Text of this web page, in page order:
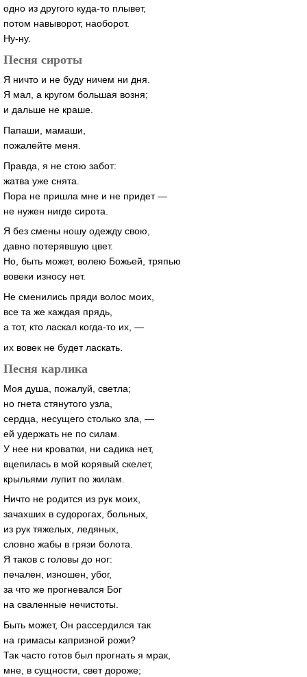
одно из другого куда-то плывет,
потом навыворот, наоборот.
Ну-ну.
Песня сироты
Я ничто и не буду ничем ни дня.
Я мал, а кругом большая возня;
и дальше не краше.
Папаши, мамаши,
пожалейте меня.
Правда, я не стою забот:
жатва уже снята.
Пора не пришла мне и не придет —
не нужен нигде сирота.
Я без смены ношу одежду свою,
давно потерявшую цвет.
Но, быть может, волею Божьей, тряпью
вовеки износу нет.
Не сменились пряди волос моих,
все та же каждая прядь,
а тот, кто ласкал когда-то их, —
их вовек не будет ласкать.
Песня карлика
Моя душа, пожалуй, светла;
но гнета стянутого узла,
сердца, несущего столько зла, —
ей удержать не по силам.
У нее ни кроватки, ни садика нет,
вцепилась в мой корявый скелет,
крыльями лупит по жилам.
Ничто не родится из рук моих,
зачахших в судорогах, больных,
из рук тяжелых, ледяных,
словно жабы в грязи болота.
Я таков с головы до ног:
печален, изношен, убог,
за что же прогневался Бог
на сваленные нечистоты.
Быть может, Он рассердился так
на гримасы капризной рожи?
Так часто готов был прогнать я мрак,
мне, в сущности, свет дороже;